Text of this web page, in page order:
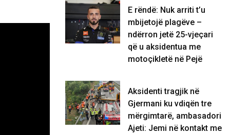
E rëndë: Nuk arriti t’u
mbijetojë plagëve –
ndërron jetë 25-vjeçari
që u aksidentua me
motoçikletë në Pejë
Aksidenti tragjik në
Gjermani ku vdiqën tre
mërgimtarë, ambasadori
Ajeti: Jemi në kontakt me